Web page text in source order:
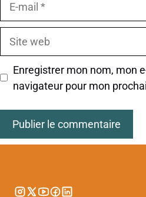
Site
Enregistrer mon nom, mon
navigateur pour mon